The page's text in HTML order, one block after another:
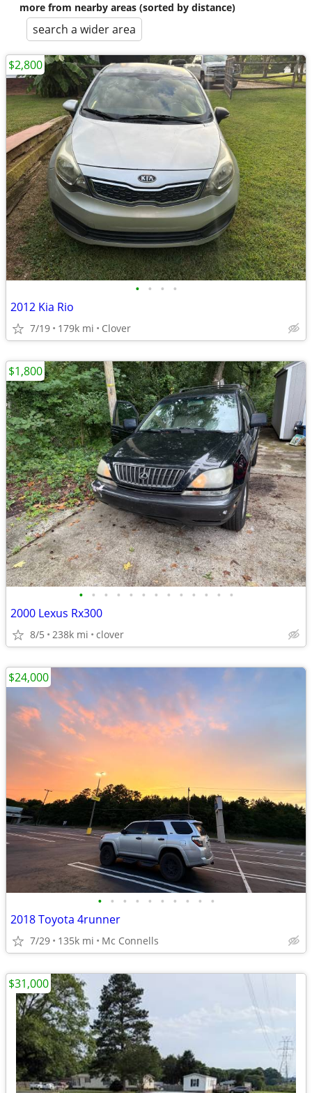
more from nearby areas (sorted by distance)
search a wider area
• • • •
2012 Kia Rio
7/19 179k mi Clover
$2,800
• • • • • • • • • • • • •
2000 Lexus Rx300
8/5 238k mi clover
$1,800
• • • • • • • • • •
2018 Toyota 4runner
7/29 135k mi Mc Connells
$24,000
$31,000